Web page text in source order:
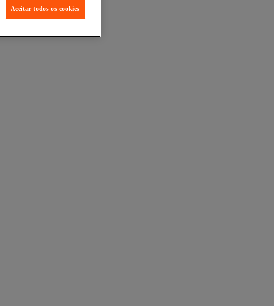
Aceitar todos os cookies